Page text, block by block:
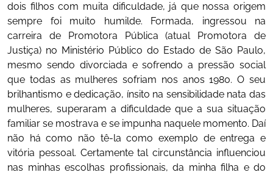
dois filhos com muita dificuldade, já que nossa origem
sempre foi muito humilde. Formada, ingressou na
carreira de Promotora Pública (atual Promotora de
Justiça) no Ministério Público do Estado de São Paulo,
mesmo sendo divorciada e sofrendo a pressão social
que todas as mulheres sofriam nos anos 1980. O seu
brilhantismo e dedicação, ínsito na sensibilidade nata das
mulheres, superaram a dificuldade que a sua situação
familiar se mostrava e se impunha naquele momento. Daí
não há como não tê-la como exemplo de entrega e
vitória pessoal. Certamente tal circunstância influenciou
nas minhas escolhas profissionais, da minha filha e do